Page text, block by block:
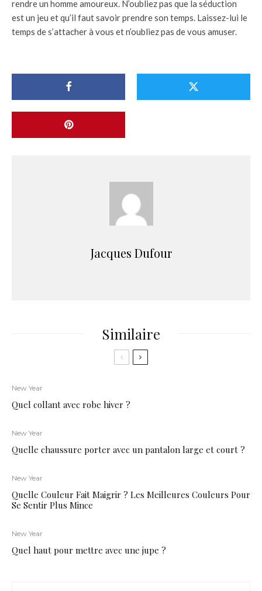
rendre un homme amoureux. N’oubliez pas que la séduction
est un jeu et qu’il faut savoir prendre son temps. Laissez-lui le
temps de s’attacher à vous et n’oubliez pas de vous amuser.
Jacques Dufour
Similaire
New Year
Quel collant avec robe hiver ?
New Year
Quelle chaussure porter avec un pantalon large et court ?
New Year
Quelle Couleur Fait Maigrir ? Les Meilleures Couleurs Pour
Se Sentir Plus Mince
New Year
Quel haut pour mettre avec une jupe ?